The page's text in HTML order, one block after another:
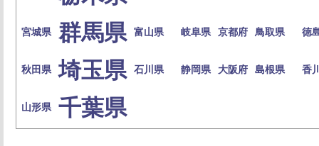
宮城県 群馬県 富山県 岐阜県 京都府 鳥取県 徳
秋田県 埼玉県 石川県 静岡県 大阪府 島根県 香
山形県 千葉県